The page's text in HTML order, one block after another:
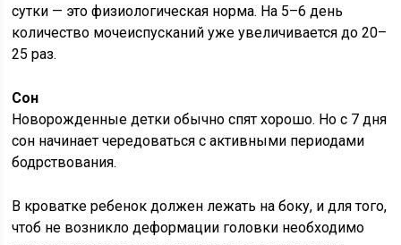
сутки — это физиологическая норма. На 5–6 день
количество мочеиспусканий уже увеличивается до 20–
25 раз.
Сон
Новорожденные детки обычно спят хорошо. Но с 7 дня
сон начинает чередоваться с активными периодами
бодрствования.
В кроватке ребенок должен лежать на боку, и для того,
чтоб не возникло деформации головки необходимо